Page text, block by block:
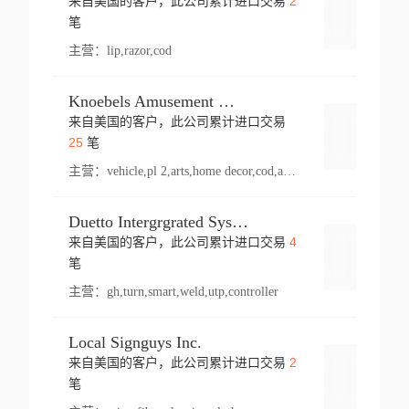
笔
主营： lip,razor,cod
Knoebels Amusement Resort
来自美国的客户，此公司累计进口交易
25笔
主营： vehicle,pl 2,arts,home decor,cod,amusement ride,sea
Duetto Intergrgrated Systems Inc.
来自美国的客户，此公司累计进口交易 4
笔
主营： gh,turn,smart,weld,utp,controller
Local Signguys Inc.
来自美国的客户，此公司累计进口交易 2
笔